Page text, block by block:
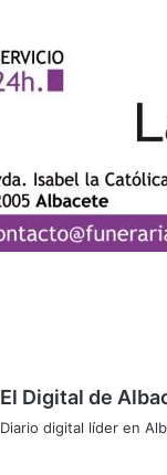
El Digital de
Diario digital líder en